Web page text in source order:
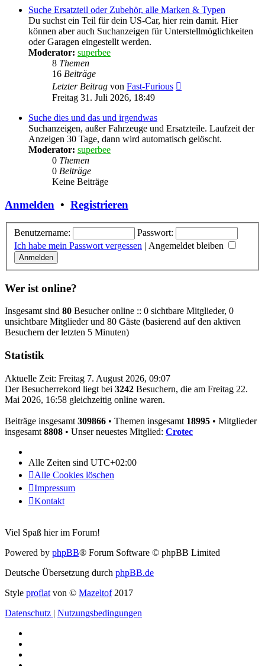
Suche Ersatzteil oder Zubehör, alle Marken & Typen
Du suchst ein Teil für dein US-Car, hier rein damit. Hier
können aber auch Suchanzeigen für Unterstellmöglichkeiten
oder Garagen eingestellt werden.
Moderator: superbee
8 Themen
16 Beiträge
Letzter Beitrag von Fast-Furious
Freitag 31. Juli 2026, 18:49
Suche dies und das und irgendwas
Suchanzeigen, außer Fahrzeuge und Ersatzteile. Laufzeit der
Anzeigen 30 Tage, dann wird automatisch gelöscht.
Moderator: superbee
0 Themen
0 Beiträge
Keine Beiträge
Anmelden • Registrieren
Benutzername:
Passwort:
Ich habe mein Passwort vergessen | Angemeldet bleiben
Wer ist online?
Insgesamt sind 80 Besucher online :: 0 sichtbare Mitglieder, 0
unsichtbare Mitglieder und 80 Gäste (basierend auf den aktiven
Besuchern der letzten 5 Minuten)
Statistik
Aktuelle Zeit: Freitag 7. August 2026, 09:07
Der Besucherrekord liegt bei 3242 Besuchern, die am Freitag 22.
Mai 2026, 16:58 gleichzeitig online waren.
Beiträge insgesamt 309866 • Themen insgesamt 18995 • Mitglieder
insgesamt 8808 • Unser neuestes Mitglied: Crotec
Alle Zeiten sind UTC+02:00
Alle Cookies löschen
Impressum
Kontakt
Viel Spaß hier im Forum!
Powered by phpBB® Forum Software © phpBB Limited
Deutsche Übersetzung durch phpBB.de
Style proflat von © Mazeltof2017
Datenschutz | Nutzungsbedingungen